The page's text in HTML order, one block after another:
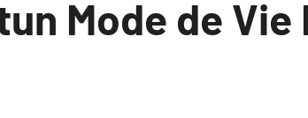
Mode de